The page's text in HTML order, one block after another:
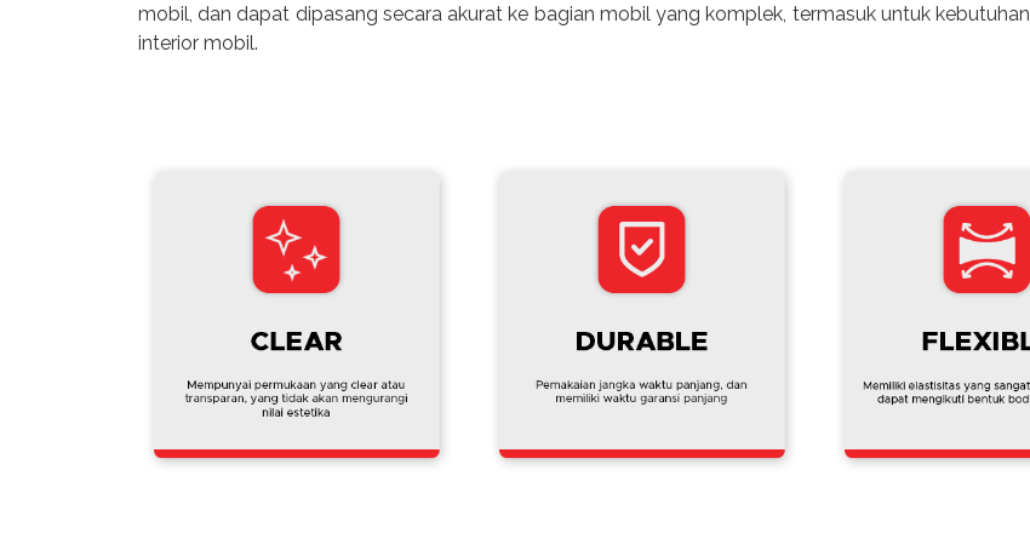
mobil, dan dapat dipasang secara akurat ke bagian mobil yang komplek, termasuk untuk kebutuhan
interior mobil.